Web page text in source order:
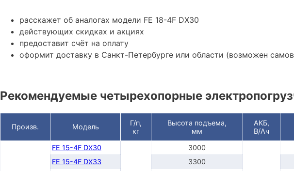
расскажет об аналогах модели FE 18-4F DX30
действующих скидках и акциях
предоставит счёт на оплату
оформит доставку в Санкт-Петербурге или области (возможен
Рекомендуемые четырехопорные
Произв. Модель
Г/п,
кг
Высота подъема,
мм
АКБ,
В/Ач
FE 15-4F DX30 3000
FE 15-4F DX33
3300